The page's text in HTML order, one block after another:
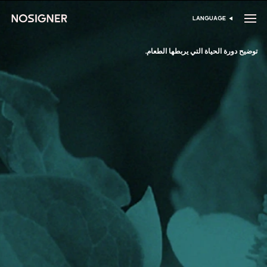
الرئيسية اختر اللغة
LANGUAGE
توضيح دورة الحياة التي يربطها الطعام.